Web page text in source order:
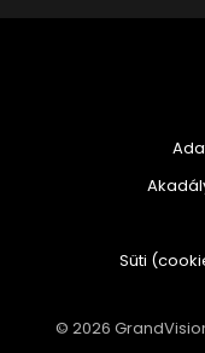
© 2026
Süti